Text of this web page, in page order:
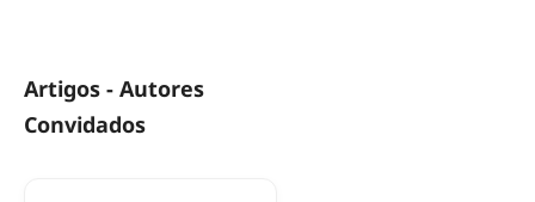
Artigos - Autores
Convidados